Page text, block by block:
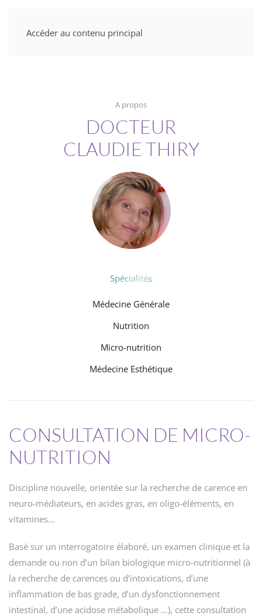
Accéder au contenu principal
A propos
DOCTEUR
CLAUDIE THIRY
Spécialités
Médecine Générale
Nutrition
Micro-nutrition
Médecine Esthétique
CONSULTATION DE MICRO-
NUTRITION
Discipline nouvelle, orientée sur la recherche de carence en
neuro-médiateurs, en acides gras, en oligo-éléments, en
vitamines…
Basé sur un interrogatoire élaboré, un examen clinique et la
demande ou non d’un bilan biologique micro-nutritionnel (à
la recherche de carences ou d’intoxications, d’une
inflammation de bas grade, d’un dysfonctionnement
intestinal, d’une acidose métabolique …), cette consultation